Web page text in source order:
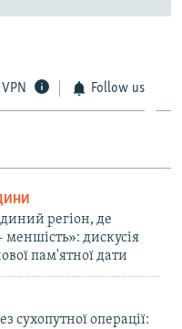
Follow us
регіон, де
меншість»: дискусія
пам'ятної дати
сухопутної операції: